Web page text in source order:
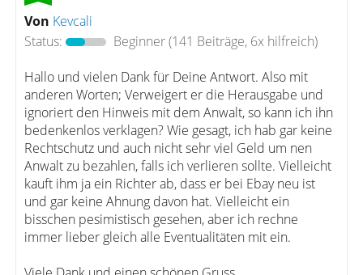
Von Kevcali
Status:
Beginner(141 Beiträge, 6x hilfreich)
Hallo und vielen Dank für Deine Antwort. Also mit
anderen Worten; Verweigert er die Herausgabe und
ignoriert den Hinweis mit dem Anwalt, so kann ich ihn
bedenkenlos verklagen? Wie gesagt, ich hab gar keine
Rechtschutz und auch nicht sehr viel Geld um nen
Anwalt zu bezahlen, falls ich verlieren sollte. Vielleicht
kauft ihm ja ein Richter ab, dass er bei Ebay neu ist
und gar keine Ahnung davon hat. Vielleicht ein
bisschen pesimistisch gesehen, aber ich rechne
immer lieber gleich alle Eventualitäten mit ein.